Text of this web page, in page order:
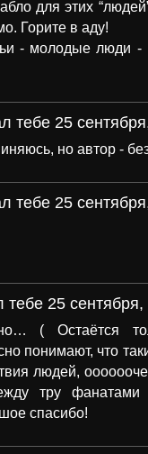
для этих
Горите в аду!
- молодые люди -
тебе 25
но автор -
тебе 25
тебе 25
( Остаётся
понимают, что
людей,
тру
спасибо!